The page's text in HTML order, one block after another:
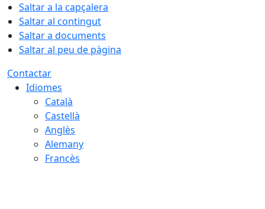
Saltar a la capçalera
Saltar al contingut
Saltar a documents
Saltar al peu de pàgina
Contactar
Idiomes
Català
Castellà
Anglès
Alemany
Francès